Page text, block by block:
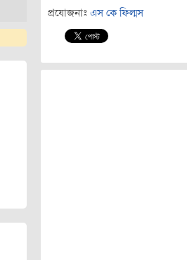
প্রযোজনাঃ এস কে ফিল্মস